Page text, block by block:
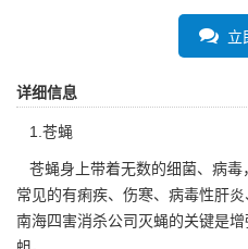
立
详细信息
1.苍蝇
苍蝇身上带着无数的细菌、病毒
常见的有痢疾、伤寒、病毒性肝
南海四害消杀公司灭蝇的关键是